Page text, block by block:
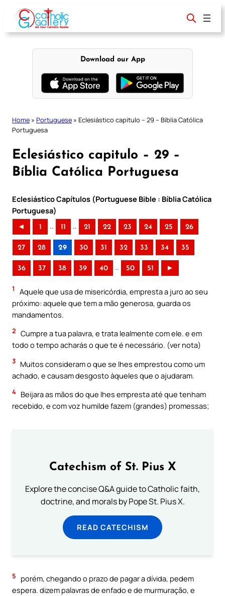
content
Download our App
Home » Portuguese » Eclesiástico capitulo – 29 – Bíblia Católica
Portuguesa
Eclesiástico capitulo – 29 –
Bíblia Católica Portuguesa
Eclesiástico Capítulos (Portuguese Bible : Bíblia Católica
Portuguesa)
◄ 1 .. 11 .. 21 22 23 24 25 26
27 28 29 30 31 32 33 34 35
36 37 38 39 40 .. 50 51 ►
1
Aquele que usa de misericórdia, empresta a juro ao seu
próximo: aquele que tem a mão generosa, guarda os
mandamentos.
2 Cumpre a tua palavra, e trata lealmente com ele. e em
todo o tempo acharás o que te é necessário. (ver nota)
3 Muitos consideram o que se lhes emprestou como um
achado, e causam desgosto àqueles que o ajudaram.
4 Beijara as mãos do que lhes empresta até que tenham
recebido, e com voz humilde fazem (grandes) promessas;
Catechism of St. Pius X
Explore the concise Q&A guide to Catholic faith,
doctrine, and morals by Pope St. Pius X.
READ CATECHISM
5
porém, chegando o prazo de pagar a dívida, pedem
espera. dizem palavras de enfado e de murmuração, e